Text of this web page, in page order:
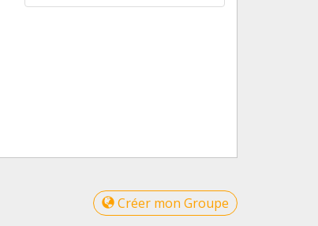
Créer mon Groupe